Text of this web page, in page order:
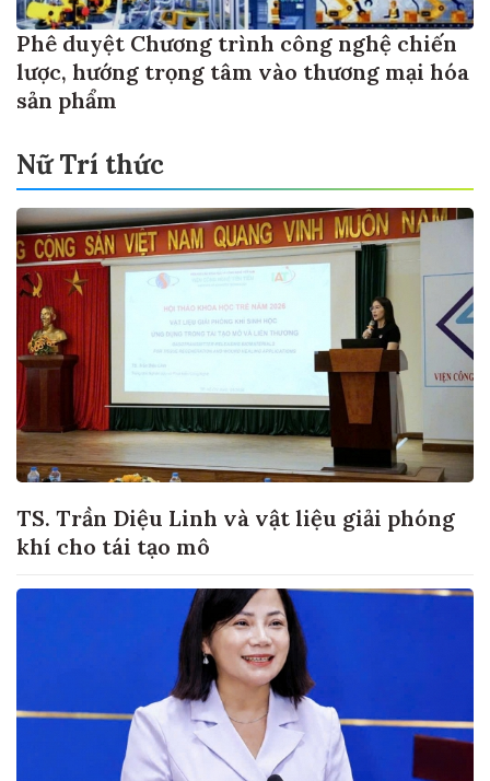
Phê duyệt Chương trình công nghệ chiến
lược, hướng trọng tâm vào thương mại hóa
sản phẩm
Nữ Trí thức
TS. Trần Diệu Linh và vật liệu giải phóng
khí cho tái tạo mô